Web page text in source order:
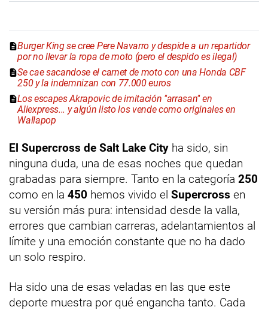
Burger King se cree Pere Navarro y despide a un repartidor
por no llevar la ropa de moto (pero el despido es ilegal)
Se cae sacandose el carnet de moto con una Honda CBF
250 y la indemnizan con 77.000 euros
Los escapes Akrapovic de imitación "arrasan" en
Aliexpress... y algún listo los vende como originales en
Wallapop
El Supercross de Salt Lake City ha sido, sin
ninguna duda, una de esas noches que quedan
grabadas para siempre. Tanto en la categoría 250
como en la 450 hemos vivido el Supercross en
su versión más pura: intensidad desde la valla,
errores que cambian carreras, adelantamientos al
límite y una emoción constante que no ha dado
un solo respiro.
Ha sido una de esas veladas en las que este
deporte muestra por qué engancha tanto. Cada